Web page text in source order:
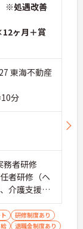
※処遇改善
ヶ月＋賞
東海不動産
分
務者研修
者研修（ヘ
介護支援専
Ｔ限定可）
研修制度あり
退職金制度あり